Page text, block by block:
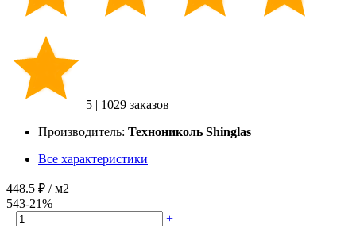
5 | 1029 заказов
Производитель: Технониколь Shinglas
Все характеристики
448.5 ₽ / м2
543-21%
–
+